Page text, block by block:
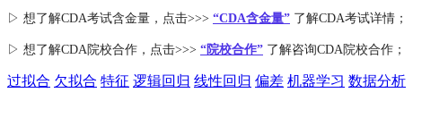
▷ 想了解CDA考试含金量 ，点击>>> “CDA含金量” 了解CDA考试详情；
▷ 想了解CDA院校合作 ，点击>>> “院校合作” 了解咨询CDA院校合作；
过拟合 欠拟合 特征 逻辑回归 线性回归 偏差 机器学习 数据分析